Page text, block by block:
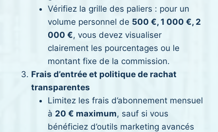
Vérifiez la grille des paliers : pour un
volume personnel de 500 €, 1 000 €, 2
000 €, vous devez visualiser
clairement les pourcentages ou le
montant fixe de la commission.
Frais d’entrée et politique de rachat
transparentes
Limitez les frais d’abonnement mensuel
à 20 € maximum, sauf si vous
bénéficiez d’outils marketing avancés